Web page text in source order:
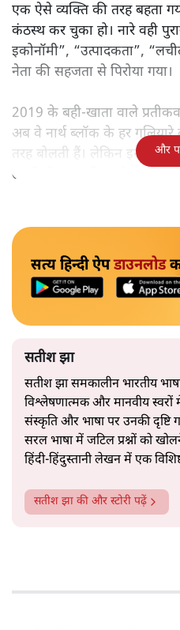
एक ऐसे व्यक्ति की तरह बहता
कंठस्थ कर चुका हो। नारे वही
इकोनॉमी”, “उत्पादकता”,
नेता की सहजता से पिरोया गया।
2019 के बही‑खाता वाले
अब वे नार्थ ब्लॉक के हर गलियारे
तरह बोलती हैं। लेकिन इस
उतनी ही अनुमानित और दोहराव
और
सत्य हिन्दी ऐपडाउनलोड
सतीश झा
सतीश झा समकालीन भारतीय
विश्लेषणात्मक और मानवीय स्वरों
संस्कृति और भाषा पर उनकी
सरल भाषा में जटिल प्रश्नों को
हिंदी‑हिंदुस्तानी लेखन में एक
सतीश झा की और स्टोरी पढ़ें